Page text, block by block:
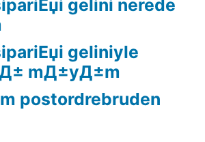
gelini nerede
geliniyle
mД±yД±m
postordrebruden